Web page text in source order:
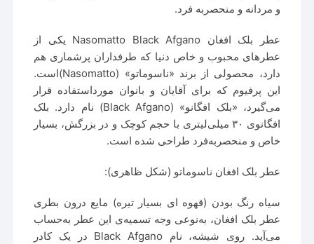
و مردانه و منحصربه فرد.
عطر بلک افغان Nasomatto Black Afgano یکی از
عطرهای محبوب و خاص دنیا که طرفداران پرشماری هم
دارد، محصولی از برند «ناسوماتو» (Nasomatto)است.
این پرفیوم که برای آقایان و بانوان مورداستفاده قرار
می‌گیرد، «بلک افگانو» (Black Afgano) نام دارد. بلک
افگانوی ۳۰ میلی‌لیتری با حجم کوچک و در بزرگش، بسیار
خاص و منحصربه‌فرد طراحی شده است.
عطر بلک افغان ناسوماتو (شکل ظاهری):
سیاه‌ رنگ بودن (قهوه ای بسیار تیره) مایع درون بطری
عطر بلک افغان، به‌نوعی وجه‌ تسمیه‌ی این عطر به‌حساب
می‌آید. روی شیشه، نام Black Afgano در یک کادر